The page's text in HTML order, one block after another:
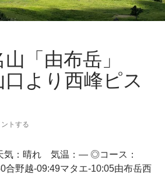
「由布岳」
口より西峰ピス
ントする
：晴れ 気温：— ◎コース：
合野越-09:49マタエ-10:05由布岳西